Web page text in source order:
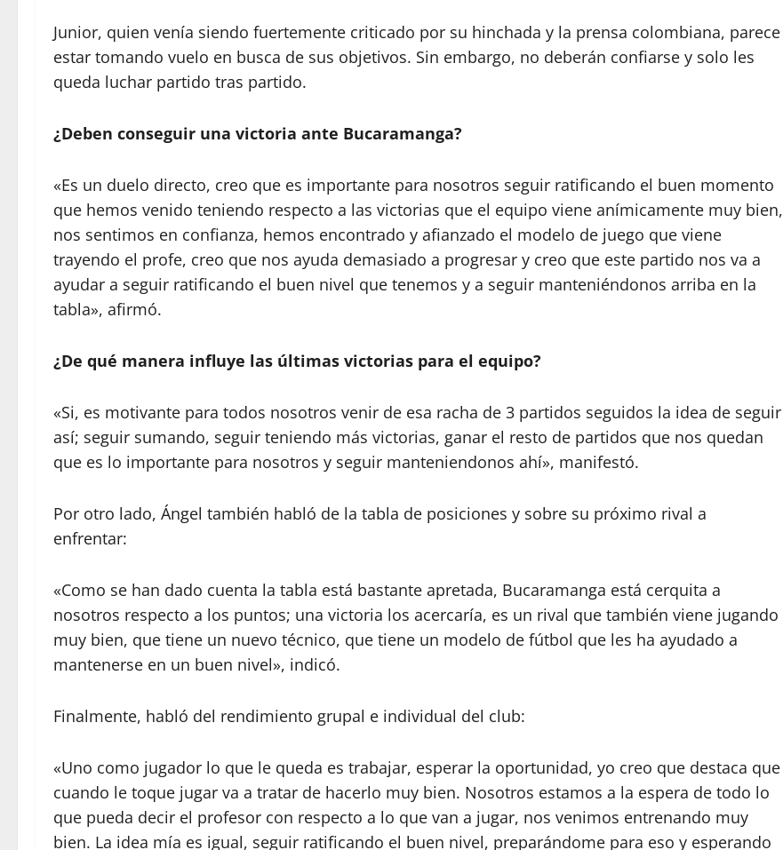
Junior, quien venía siendo fuertemente criticado por su hinchada y la prensa colombiana, parece
estar tomando vuelo en busca de sus objetivos. Sin embargo, no deberán confiarse y solo les
queda luchar partido tras partido.
¿Deben conseguir una victoria ante Bucaramanga?
«Es un duelo directo, creo que es importante para nosotros seguir ratificando el buen momento
que hemos venido teniendo respecto a las victorias que el equipo viene anímicamente muy bien,
nos sentimos en confianza, hemos encontrado y afianzado el modelo de juego que viene
trayendo el profe, creo que nos ayuda demasiado a progresar y creo que este partido nos va a
ayudar a seguir ratificando el buen nivel que tenemos y a seguir manteniéndonos arriba en la
tabla», afirmó.
¿De qué manera influye las últimas victorias para el equipo?
«Si, es motivante para todos nosotros venir de esa racha de 3 partidos seguidos la idea de seguir
así; seguir sumando, seguir teniendo más victorias, ganar el resto de partidos que nos quedan
que es lo importante para nosotros y seguir manteniendonos ahí», manifestó.
Por otro lado, Ángel también habló de la tabla de posiciones y sobre su próximo rival a
enfrentar:
«Como se han dado cuenta la tabla está bastante apretada, Bucaramanga está cerquita a
nosotros respecto a los puntos; una victoria los acercaría, es un rival que también viene jugando
muy bien, que tiene un nuevo técnico, que tiene un modelo de fútbol que les ha ayudado a
mantenerse en un buen nivel», indicó.
Finalmente, habló del rendimiento grupal e individual del club:
«Uno como jugador lo que le queda es trabajar, esperar la oportunidad, yo creo que destaca que
cuando le toque jugar va a tratar de hacerlo muy bien. Nosotros estamos a la espera de todo lo
que pueda decir el profesor con respecto a lo que van a jugar, nos venimos entrenando muy
bien. La idea mía es igual, seguir ratificando el buen nivel, preparándome para eso y esperando